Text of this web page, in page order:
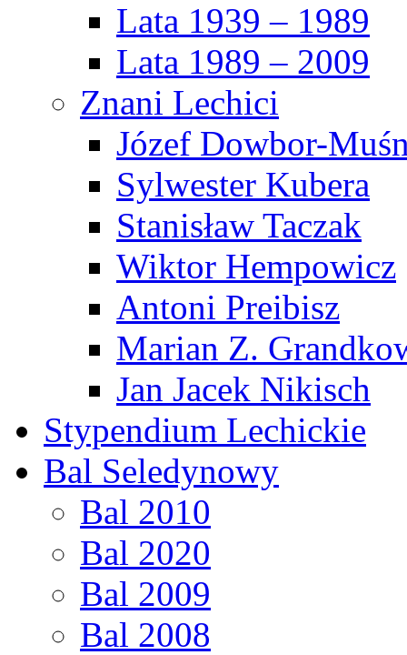
Lata 1939 – 1989
Lata 1989 – 2009
Znani Lechici
Józef Dowbor-
Sylwester Kubera
Stanisław Taczak
Wiktor Hempowicz
Antoni Preibisz
Marian Z.
Jan Jacek Nikisch
Stypendium Lechickie
Bal Seledynowy
Bal 2010
Bal 2020
Bal 2009
Bal 2008